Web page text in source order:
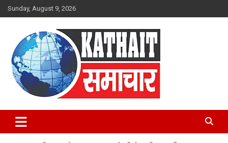
Skip
to
Sunday, August 9, 2026
Kathait Samachar – Latest
Uttarakhand News in Hindi,